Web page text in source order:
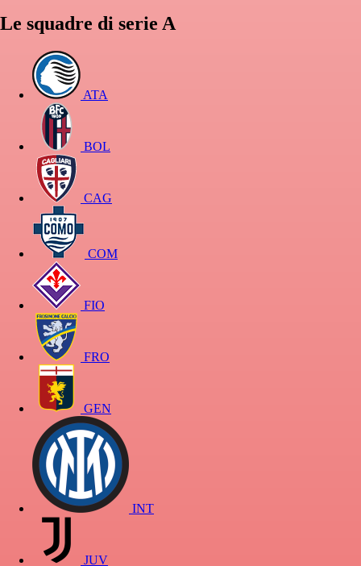
Le squadre di serie A
ATA
BOL
CAG
COM
FIO
FRO
GEN
INT
JUV